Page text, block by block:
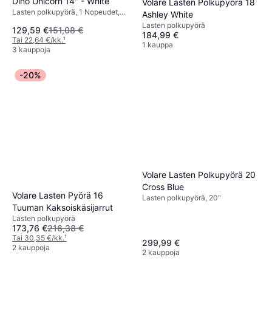
Lasten polkupyörä, 1 Nopeudet,
129,59 €151,08 €
Tai 22,64 €/kk.¹
3 kauppoja
Ashley White
Lasten polkupyörä
184,99 €
1 kauppa
-20%
Volare Lasten Pyörä 16
Tuuman Kaksoiskäsijarrut
Lasten polkupyörä
173,76 €216,38 €
Tai 30,35 €/kk.¹
2 kauppoja
Volare Lasten Polkupyörä 20
Cross Blue
Lasten polkupyörä, 20"
299,99 €
2 kauppoja